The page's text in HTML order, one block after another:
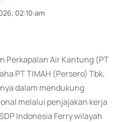
02:10:am
Perkapalan Air Kantung (PT
PT TIMAH (Persero) Tbk,
dalam mendukung
melalui penjajakan kerja
Indonesia Ferry wilayah